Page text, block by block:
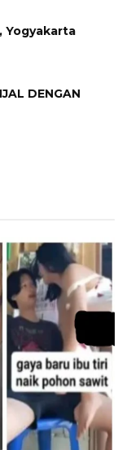
Yogyakarta
DENGAN